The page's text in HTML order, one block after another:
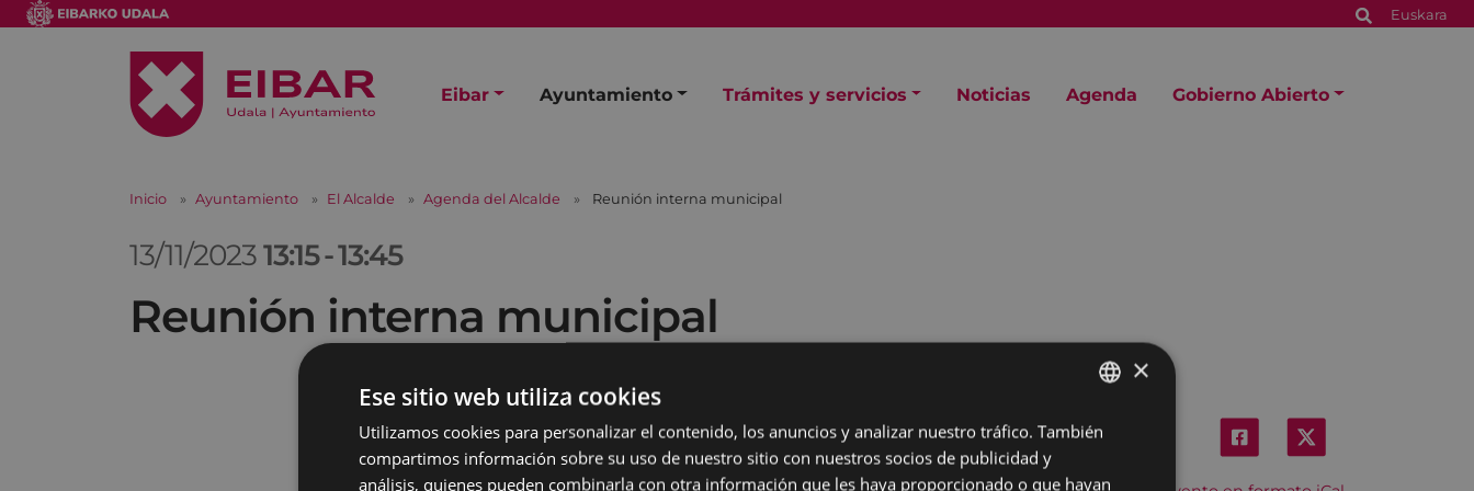
Euskara
Eibar Ayuntamiento Trámites y servicios Noticias Agenda Gobierno Abierto
Inicio Ayuntamiento El Alcalde Agenda del Alcalde Reunión interna municipal
13/11/202313:15-13:45
Reunión interna municipal
BASQUE
×
Ese sitio web utiliza cookies
Utilizamos cookies para personalizar el contenido, los anuncios y analizar nuestro tráfico. También
compartimos información sobre su uso de nuestro sitio con nuestros socios de publicidad y
análisis, quienes pueden combinarla con otra información que les haya proporcionado o que hayan